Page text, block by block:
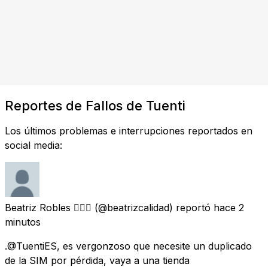
Reportes de Fallos de Tuenti
Los últimos problemas e interrupciones reportados en
social media:
Beatriz Robles 🏳️‍🌈💜 (@beatrizcalidad) reportó hace 2
minutos
.@TuentiES, es vergonzoso que necesite un duplicado
de la SIM por pérdida, vaya a una tienda